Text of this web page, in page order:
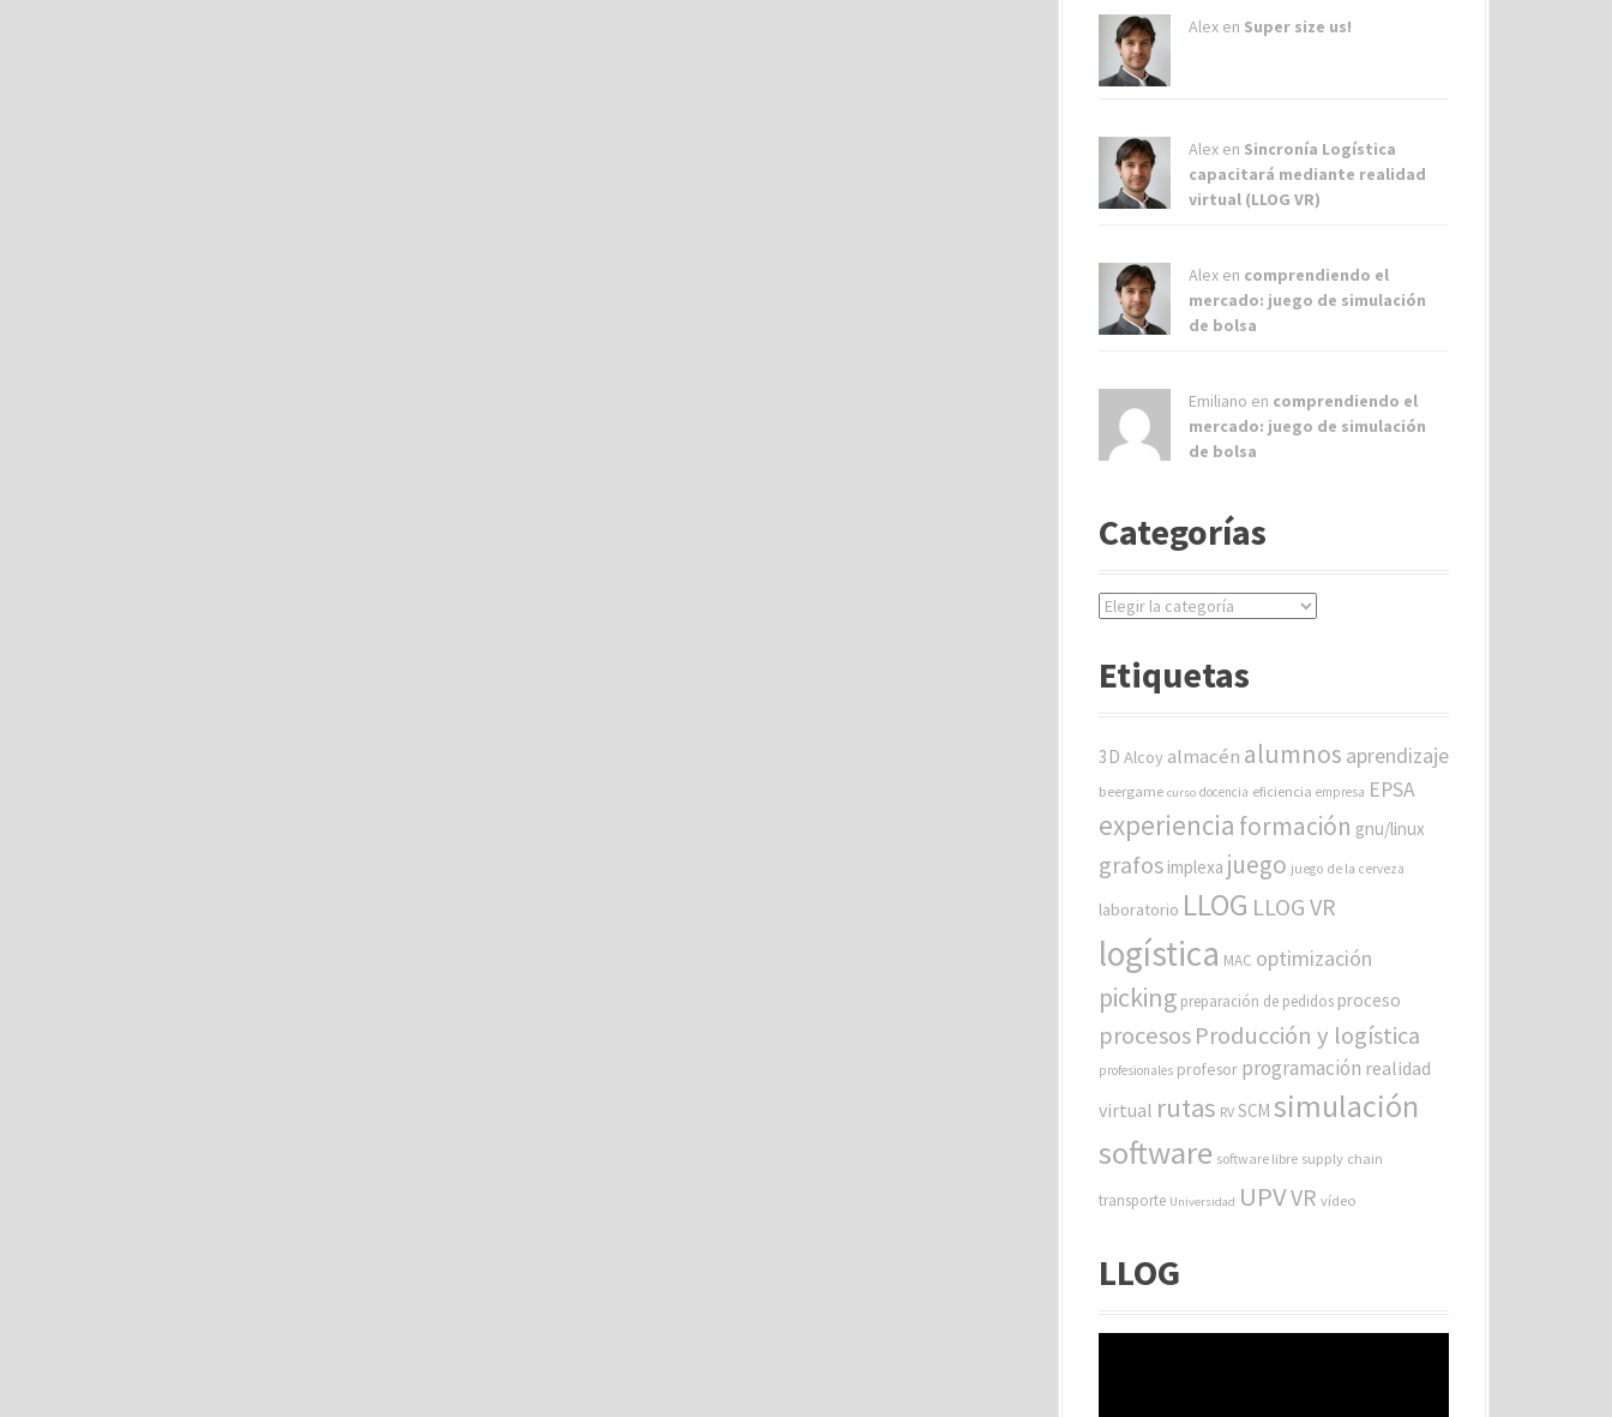
Alex en Super size us!
Alex en Sincronía Logística
capacitará mediante realidad
virtual (LLOG VR)
Alex en comprendiendo el
mercado: juego de simulación
de bolsa
Emiliano en comprendiendo el
mercado: juego de simulación
de bolsa
Categorías
C
e
r
s
Etiquetas
3D Alcoy almacén alumnos aprendizaje
beergame curso docencia eficiencia empresa EPSA
experiencia formación gnu/linux
grafos implexa juego juego de la cerveza
laboratorio LLOG LLOG VR
logística MAC optimización
picking preparación de pedidos proceso
procesosProducción y logística
profesionales profesor programación realidad
virtual rutas RV SCM simulación
software software libre supply chain
transporte Universidad UPVVR vídeo
LLOG